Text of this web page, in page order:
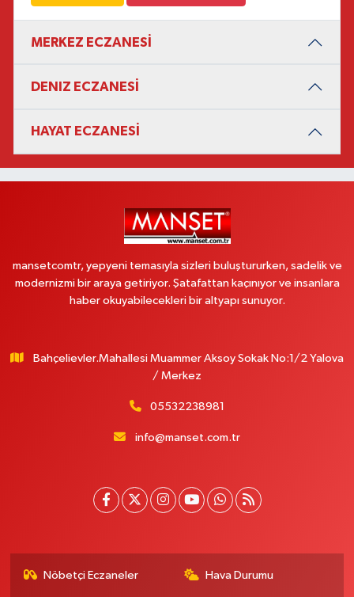
MERKEZ ECZANESİ
DENIZ ECZANESİ
HAYAT ECZANESİ
mansetcomtr, yepyeni temasıyla sizleri buluştururken, sadelik ve
modernizmi bir araya getiriyor. Şatafattan kaçınıyor ve insanlara
haber okuyabilecekleri bir altyapı sunuyor.
Bahçelievler.Mahallesi Muammer Aksoy Sokak No:1/2 Yalova
/ Merkez
05532238981
info@manset.com.tr
Nöbetçi Eczaneler Hava Durumu